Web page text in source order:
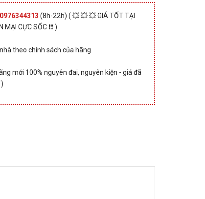
0976344313 (8h-22h) ( 💥 💥 💥 GIÁ TỐT TẠI
MẠI CỰC SỐC ❗❗ )
theo chính sách của hãng
mới 100% nguyên đai, nguyên kiện - giá đã